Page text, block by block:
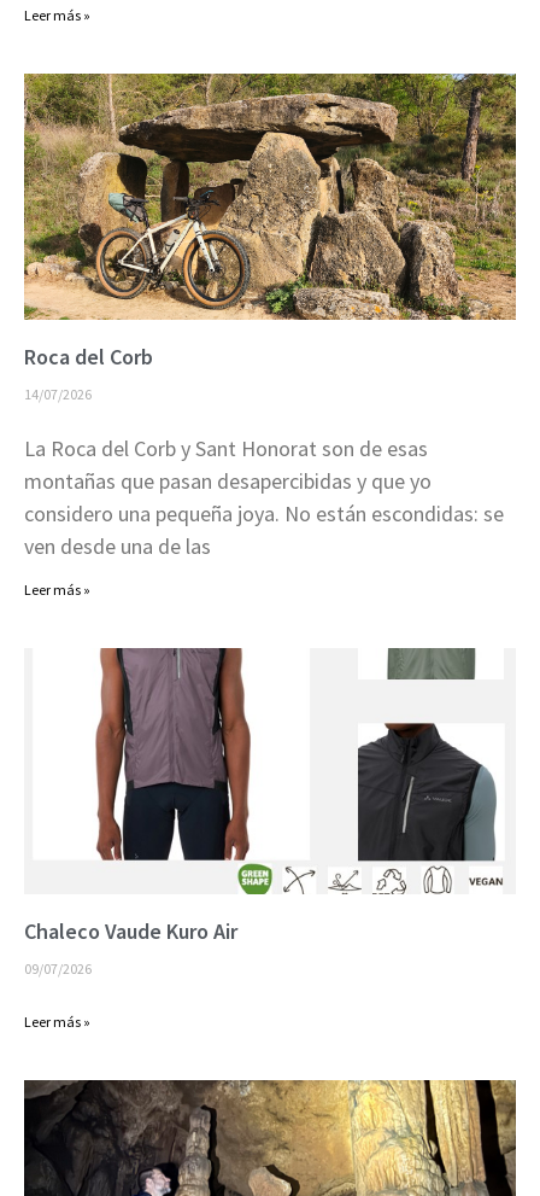
Leer más »
Roca del Corb
14/07/2026
La Roca del Corb y Sant Honorat son de esas
montañas que pasan desapercibidas y que yo
considero una pequeña joya. No están escondidas: se
ven desde una de las
Leer más »
Chaleco Vaude Kuro Air
09/07/2026
Leer más »